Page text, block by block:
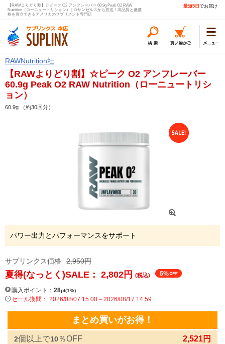
【RAWよりどり割】☆ピーク O2 アンフレーバー 60.9g Peak O2 RAW
Nutrition（ローニュートリション） | ロサンゼルスから直送！高品質と低価
格を両立できるアメリカのサプリメント専門店
最短5日 でお届け
RAWNutrition社
【RAWよりどり割】☆ピーク O2 アンフレーバー
60.9g Peak O2 RAW Nutrition（ローニュートリシ
ョン）
60.9g （約30回分）
パワー出力とパフォーマンスをサポート
サプリンクス価格 2,950円
夏得(なっとく)SALE： 2,802 円 (税込)
購入ポイント： 28pt(1%)
セール期間： 2026/08/07 15:00～2026/08/17 14:59
まとめ買いがお得！
2個以上で10％OFF 2,521円